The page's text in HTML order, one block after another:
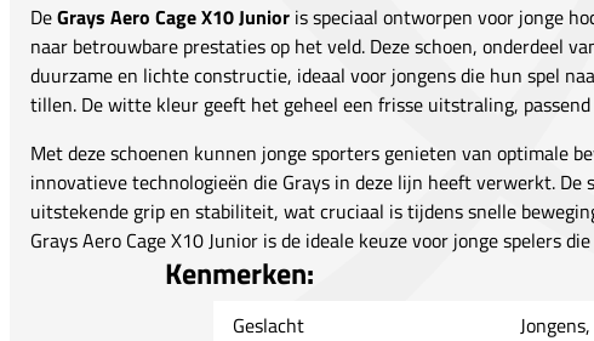
DeGrays Aero Cage X10 Junior is speciaal ontworpen voor jonge
naar betrouwbare prestaties op het veld. Deze schoen, onderdeel
duurzame en lichte constructie, ideaal voor jongens die hun spel
tillen. De witte kleur geeft het geheel een frisse uitstraling,
Met deze schoenen kunnen jonge sporters genieten van optimale
innovatieve technologieën die Grays in deze lijn heeft verwerkt. De
uitstekende grip en stabiliteit, wat cruciaal is tijdens snelle
Grays Aero Cage X10 Junior is de ideale keuze voor jonge spelers
Kenmerken:
Geslacht